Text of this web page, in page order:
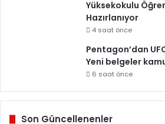
Yüksekokulu
Hazırlanıyor
4 saat önce
Pentagon’dan
Yeni belgeler
6 saat önce
Son Güncellenenler